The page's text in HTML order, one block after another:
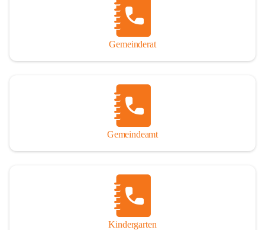
Gemeinderat
Gemeindeamt
Kindergarten